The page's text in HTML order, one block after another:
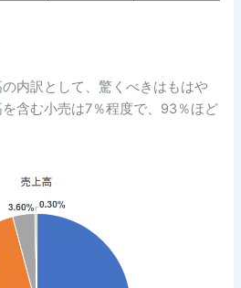
内訳として、驚くべきはもはや
含む小売は7％程度で、93％ほど